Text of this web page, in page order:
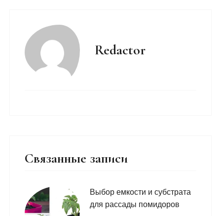
Redactor
Связанные записи
Выбор емкости и субстрата
для рассады помидоров